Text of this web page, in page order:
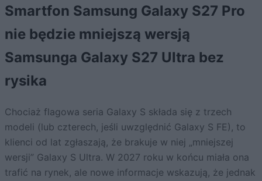
Smartfon Samsung Galaxy S27 Pro
nie będzie mniejszą wersją
Samsunga Galaxy S27 Ultra bez
rysika
Chociaż flagowa seria Galaxy S składa się z trzech
modeli (lub czterech, jeśli uwzględnić Galaxy S FE), to
klienci od lat zgłaszają, że brakuje w niej „mniejszej
wersji” Galaxy S Ultra. W 2027 roku w końcu miała ona
trafić na rynek, ale nowe informacje wskazują, że jednak